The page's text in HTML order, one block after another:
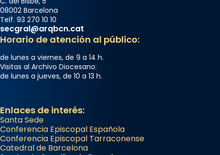
View on Facebook
Arquebisbat de Barcelona
2 weeks ago
Memòria de les santes Juliana i
Semproniana, verges i màrtirs.
que les santes Juliana (“relatiu a Júlia”) i
Semproniana (“relatiu a Semprònia =
eterna”) són deixebles seves. I l’any 1667, el
frare Joan Gaspar Roig, afirma en una obra
08002 Barcelona
Telf. 93 270 10 10
secgral@arqbcn.cat
Horario de atención al público:
de lunes a viernes, de 9 a 14 h.
Visitas al Archivo Diocesano:
de lunes a jueves, de 10 a 13 h.
Enlaces de interés:
Santa Sede
Conferencia Episcopal Española
Conferencia Episcopal Tarraconense
Catedral de Barcelona